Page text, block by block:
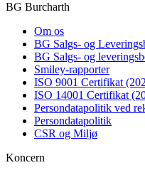
BG Burcharth
Om os
BG Salgs- og
BG Salgs- og
Smiley-rapporter
ISO 9001 Certifikat
ISO 14001 Certifikat
Persondatapolitik ved
Persondatapolitik
CSR og Miljø
Koncern